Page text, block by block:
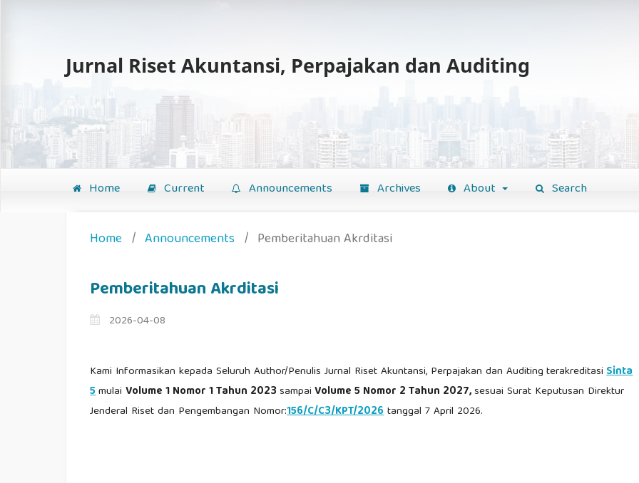
Jurnal Riset Akuntansi, Perpajakan dan Auditing
Home Current Announcements Archives About Search
Home / Announcements / Pemberitahuan Akrditasi
Pemberitahuan Akrditasi
2026-04-08
Kami Informasikan kepada Seluruh Author/Penulis Jurnal Riset Akuntansi, Perpajakan dan Auditing terakreditasi Sinta
5mulaiVolume 1 Nomor 1 Tahun 2023sampaiVolume 5 Nomor 2 Tahun 2027,sesuai Surat Keputusan Direktur
Jenderal Riset dan Pengembangan Nomor:156/C/C3/KPT/2026tanggal 7 April 2026.